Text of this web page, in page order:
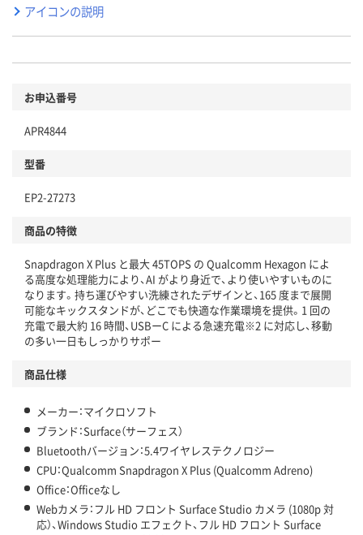
アイコンの説明
お申込番号
APR4844
型番
EP2-27273
商品の特徴
Snapdragon X Plus と最大 45TOPS の Qualcomm Hexagon によ
る高度な処理能力により、AI がより身近で、より使いやすいものに
なります。持ち運びやすい洗練されたデザインと、165 度まで展開
可能なキックスタンドが、どこでも快適な作業環境を提供。1 回の
充電で最大約 16 時間、USBーC による急速充電※2 に対応し、移動
の多い一日もしっかりサポー
商品仕様
メーカー：マイクロソフト
ブランド：Surface（サーフェス）
Bluetoothバージョン：5.4ワイヤレステクノロジー
CPU：Qualcomm Snapdragon X Plus (Qualcomm Adreno)
Office：Officeなし
Webカメラ：フル HD フロント Surface Studio カメラ (1080p 対
応）、Windows Studio エフェクト、フル HD フロント Surface